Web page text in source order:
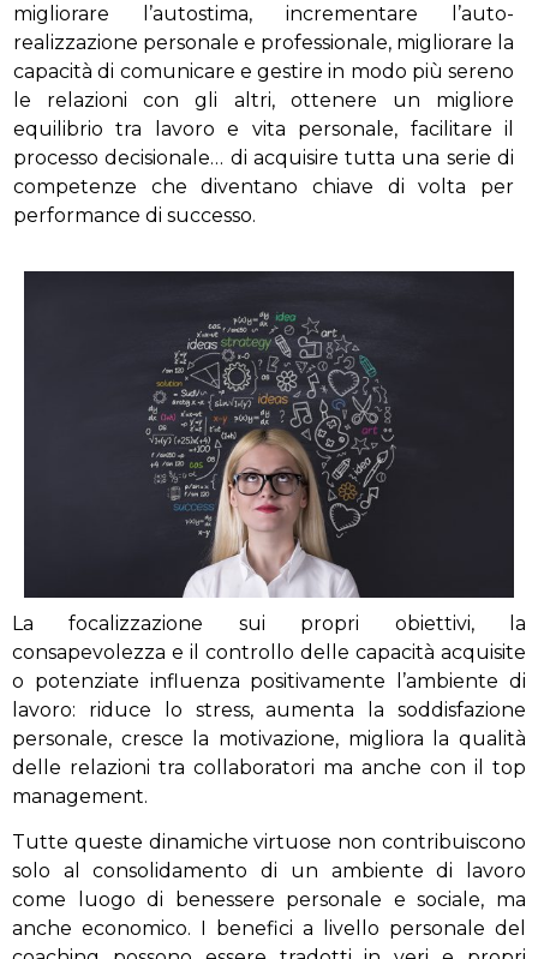
migliorare l’autostima, incrementare l’auto-
realizzazione personale e professionale, migliorare la
capacità di comunicare e gestire in modo più sereno
le relazioni con gli altri, ottenere un migliore
equilibrio tra lavoro e vita personale, facilitare il
processo decisionale… di acquisire tutta una serie di
competenze che diventano chiave di volta per
performance di successo.
La focalizzazione sui propri obiettivi, la
consapevolezza e il controllo delle capacità acquisite
o potenziate influenza positivamente l’ambiente di
lavoro: riduce lo stress, aumenta la soddisfazione
personale, cresce la motivazione, migliora la qualità
delle relazioni tra collaboratori ma anche con il top
management.
Tutte queste dinamiche virtuose non contribuiscono
solo al consolidamento di un ambiente di lavoro
come luogo di benessere personale e sociale, ma
anche economico. I benefici a livello personale del